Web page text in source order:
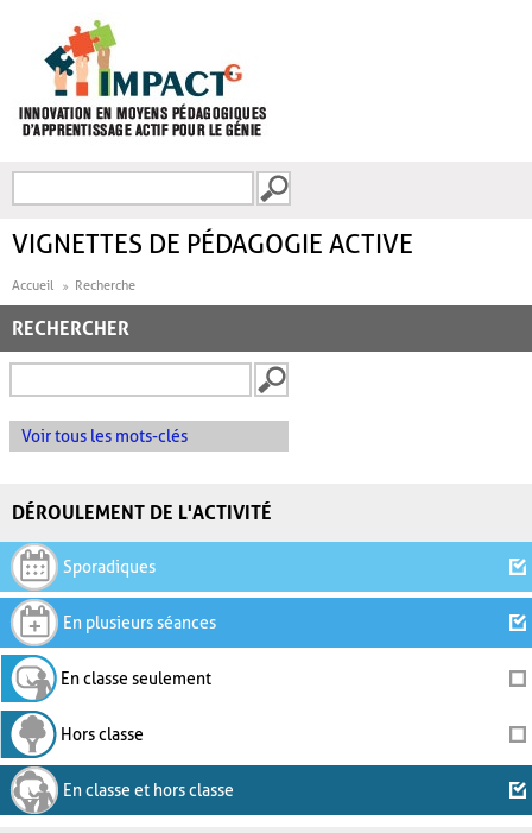
FORMULAIRE DE
VIGNETTES DE PÉDAGOGIE ACTIVE
Accueil Recherche
RECHERCHER
Voir tous les mots-clés
DÉROULEMENT DE L'ACTIVITÉ
Sporadiques
En plusieurs séances
En classe seulement
Hors classe
En classe et hors classe